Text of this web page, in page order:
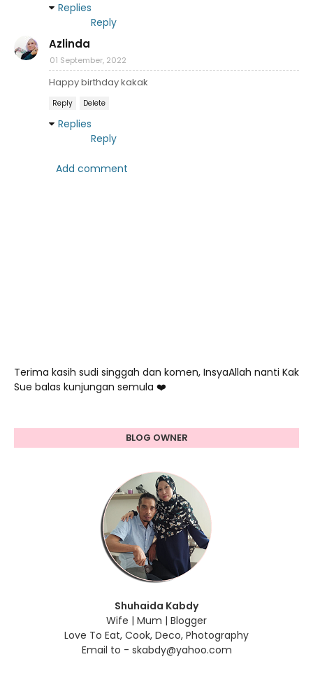
Replies
Reply
Azlinda
01 September, 2022
Happy birthday kakak
Reply Delete
Replies
Reply
Add comment
Terima kasih sudi singgah dan komen, InsyaAllah nanti Kak
Sue balas kunjungan semula ❤️
BLOG OWNER
Shuhaida Kabdy
Wife | Mum | Blogger
Love To Eat, Cook, Deco, Photography
Email to - skabdy@yahoo.com